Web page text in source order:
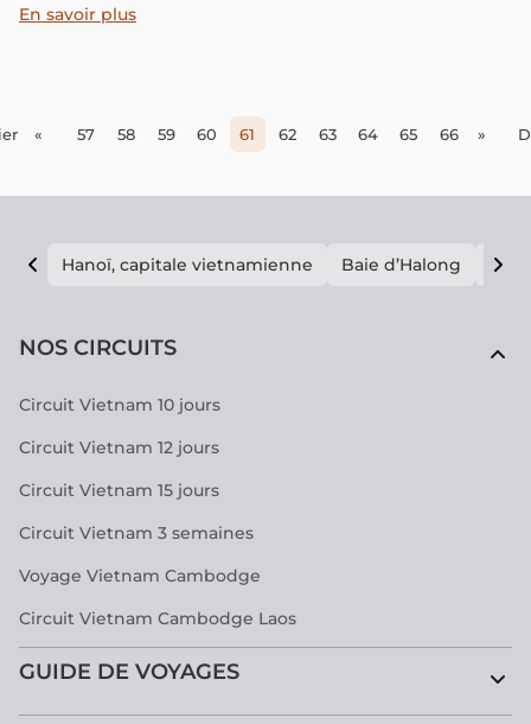
En savoir plus
« 57 58 59 60 61 62 63 64 65 66 »
Hanoï, capitale vietnamienne Baie d’Halong E
NOS CIRCUITS
Circuit Vietnam 10 jours
Circuit Vietnam 12 jours
Circuit Vietnam 15 jours
Circuit Vietnam 3 semaines
Voyage Vietnam Cambodge
Circuit Vietnam Cambodge Laos
GUIDE DE VOYAGES